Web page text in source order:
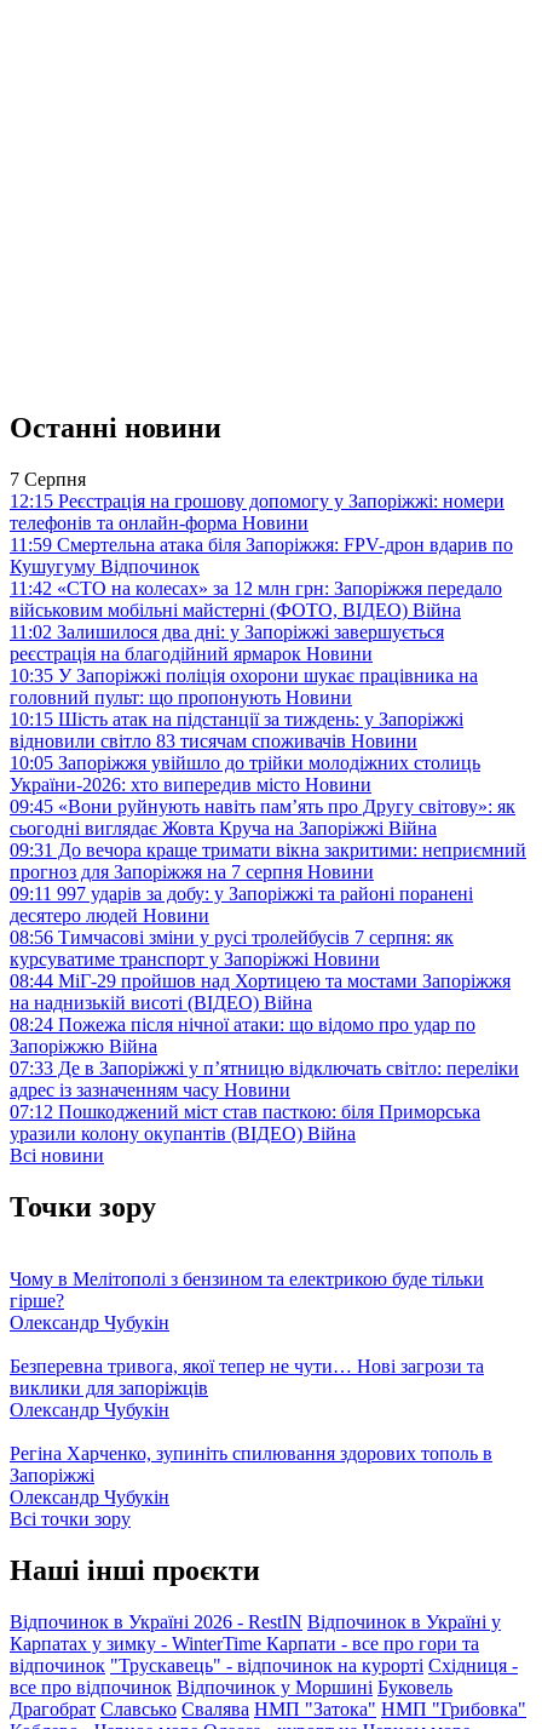
Останні новини
7 Серпня
12:15 Реєстрація на грошову допомогу у Запоріжжі: номери
телефонів та онлайн-форма Новини
11:59 Смертельна атака біля Запоріжжя: FPV-дрон вдарив по
Кушугуму Відпочинок
11:42 «СТО на колесах» за 12 млн грн: Запоріжжя передало
військовим мобільні майстерні (ФОТО, ВІДЕО) Війна
11:02 Залишилося два дні: у Запоріжжі завершується
реєстрація на благодійний ярмарок Новини
10:35 У Запоріжжі поліція охорони шукає працівника на
головний пульт: що пропонують Новини
10:15 Шість атак на підстанції за тиждень: у Запоріжжі
відновили світло 83 тисячам споживачів Новини
10:05 Запоріжжя увійшло до трійки молодіжних столиць
України-2026: хто випередив місто Новини
09:45 «Вони руйнують навіть пам’ять про Другу світову»: як
сьогодні виглядає Жовта Круча на Запоріжжі Війна
09:31 До вечора краще тримати вікна закритими: неприємний
прогноз для Запоріжжя на 7 серпня Новини
09:11 997 ударів за добу: у Запоріжжі та районі поранені
десятеро людей Новини
08:56 Тимчасові зміни у русі тролейбусів 7 серпня: як
курсуватиме транспорт у Запоріжжі Новини
08:44 МіГ-29 пройшов над Хортицею та мостами Запоріжжя
на наднизькій висоті (ВІДЕО) Війна
08:24 Пожежа після нічної атаки: що відомо про удар по
Запоріжжю Війна
07:33 Де в Запоріжжі у п’ятницю відключать світло: переліки
адрес із зазначенням часу Новини
07:12 Пошкоджений міст став пасткою: біля Приморська
уразили колону окупантів (ВІДЕО) Війна
Всі новини
Точки зору
Чому в Мелітополі з бензином та електрикою буде тільки
гірше?
Олександр Чубукін
Безперевна тривога, якої тепер не чути… Нові загрози та
виклики для запоріжців
Олександр Чубукін
Регіна Харченко, зупиніть спилювання здорових тополь в
Запоріжжі
Олександр Чубукін
Всі точки зору
Наші інші проєкти
Відпочинок в Україні 2026 - RestIN Відпочинок в Україні у
Карпатах у зимку - WinterTime Карпати - все про гори та
відпочинок "Трускавець" - відпочинок на курорті Східниця -
все про відпочинок Відпочинок у Моршині Буковель
Драгобрат Славсько Свалява НМП "Затока" НМП "Грибовка"